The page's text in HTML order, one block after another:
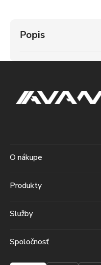
Popis
O nákupe
Produkty
Služby
Spoločnosť